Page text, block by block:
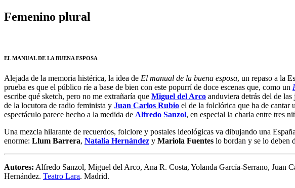
Femenino plural
EL MANUAL DE LA BUENA ESPOSA
Alejada de la memoria histérica, la idea de El manual de la buena esposa, un repaso a la
prueba es que el público ríe a base de bien con este popurrí de doce escenas que, como un
escribe qué sketch, pero no me extrañaría que Miguel del Arco anduviera detrás del de las
de la locutora de radio feminista y Juan Carlos Rubio el de la folclórica que ha de cantar
espectáculo parece hecho a la medida de Alfredo Sanzol, en especial la charla entre tres
Una mezcla hilarante de recuerdos, folclore y postales ideológicas va dibujando una
enorme: Llum Barrera, Natalia Hernández y Mariola Fuentes lo bordan y se lo deben
Autores: Alfredo Sanzol, Miguel del Arco, Ana R. Costa, Yolanda García-Serrano, Juan
Hernández. Teatro Lara. Madrid.